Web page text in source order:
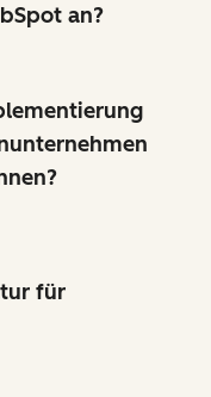
an?
für